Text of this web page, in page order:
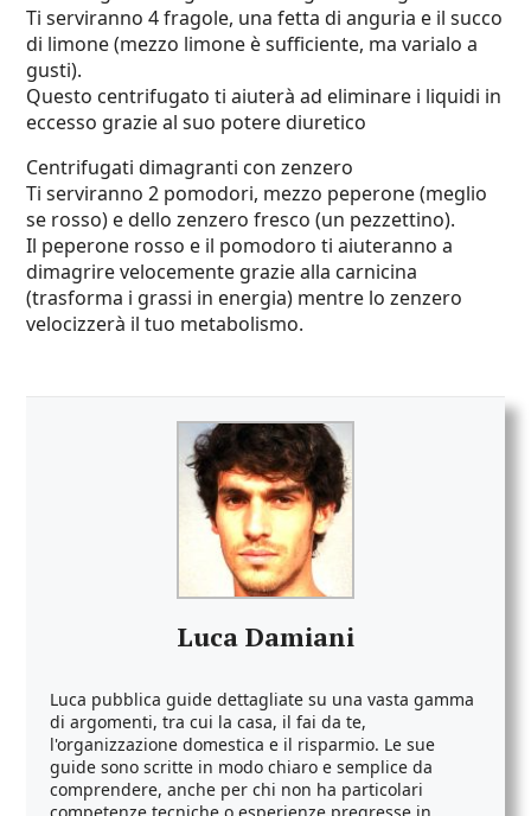
Ti serviranno 4 fragole, una fetta di anguria e il succo
di limone (mezzo limone è sufficiente, ma varialo a
gusti).
Questo centrifugato ti aiuterà ad eliminare i liquidi in
eccesso grazie al suo potere diuretico
Centrifugati dimagranti con zenzero
Ti serviranno 2 pomodori, mezzo peperone (meglio
se rosso) e dello zenzero fresco (un pezzettino).
Il peperone rosso e il pomodoro ti aiuteranno a
dimagrire velocemente grazie alla carnicina
(trasforma i grassi in energia) mentre lo zenzero
velocizzerà il tuo metabolismo.
Luca Damiani
Luca pubblica guide dettagliate su una vasta gamma
di argomenti, tra cui la casa, il fai da te,
l'organizzazione domestica e il risparmio. Le sue
guide sono scritte in modo chiaro e semplice da
comprendere, anche per chi non ha particolari